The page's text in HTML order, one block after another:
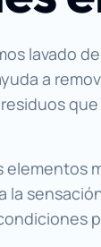
lavado
a
elementos
la